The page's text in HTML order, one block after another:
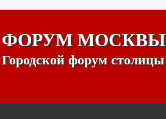
ФОРУМ МОСКВЫ
Городской форум столицы